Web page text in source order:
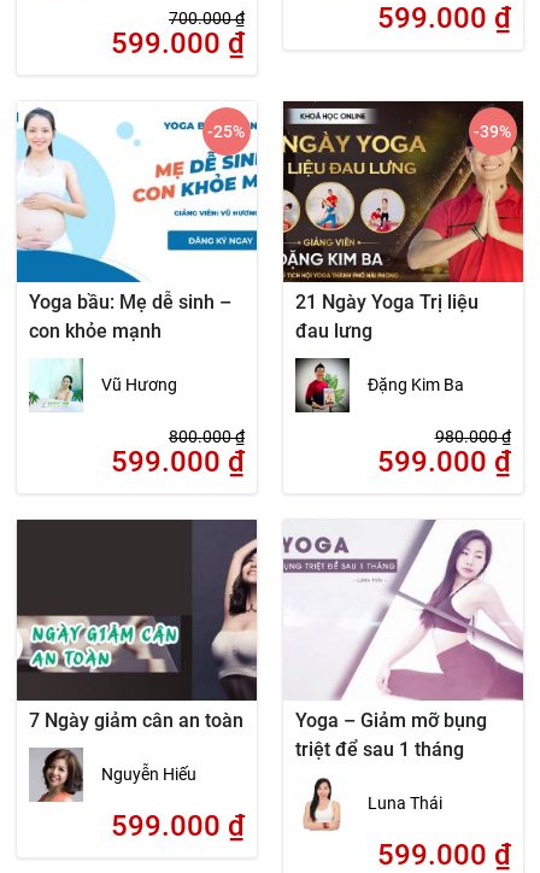
700.000₫
599.000 ₫
599.000 ₫
Yoga bầu: Mẹ dễ sinh –
con khỏe mạnh
Vũ Hương
800.000₫
599.000 ₫
-25%
21 Ngày Yoga Trị liệu
đau lưng
Đặng Kim Ba
980.000₫
599.000 ₫
-39%
7 Ngày giảm cân an toàn
Nguyễn Hiếu
599.000 ₫
Yoga – Giảm mỡ bụng
triệt để sau 1 tháng
Luna Thái
599.000 ₫